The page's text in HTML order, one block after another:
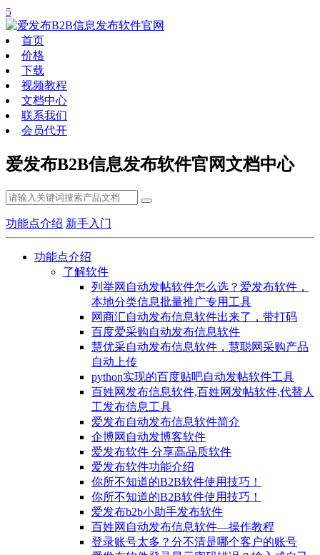
5
首页
价格
下载
视频教程
文档中心
联系我们
会员代开
爱发布B2B信息发布软件官网文档中心
功能点介绍 新手入门
功能点介绍
了解软件
列举网自动发帖软件怎么选？爱发布软件，
本地分类信息批量推广专用工具
网商汇自动发布信息软件出来了，带打码
百度爱采购自动发布信息软件
慧优采自动发布信息软件，慧聪网采购产品
自动上传
python实现的百度贴吧自动发帖软件工具
百姓网发布信息软件,百姓网发帖软件,代替人
工发布信息工具
爱发布自动发布信息软件简介
企博网自动发博客软件
爱发布软件 分享高品质软件
爱发布软件功能介绍
你所不知道的B2B软件使用技巧！
你所不知道的B2B软件使用技巧！
爱发布b2b小助手发布软件
百姓网自动发布信息软件—操作教程
登录账号太多？分不清是哪个客户的账号